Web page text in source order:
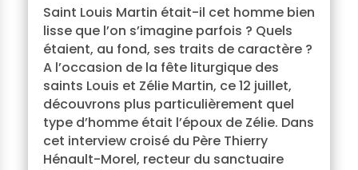
Saint Louis Martin était-il cet homme bien
lisse que l’on s’imagine parfois ? Quels
étaient, au fond, ses traits de caractère ?
A l’occasion de la fête liturgique des
saints Louis et Zélie Martin, ce 12 juillet,
découvrons plus particulièrement quel
type d’homme était l’époux de Zélie. Dans
cet interview croisé du Père Thierry
Hénault-Morel, recteur du sanctuaire